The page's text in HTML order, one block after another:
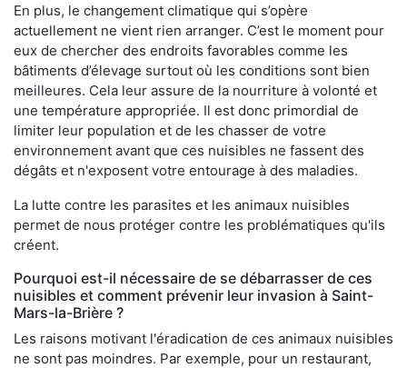
En plus, le changement climatique qui s’opère
actuellement ne vient rien arranger. C’est le moment pour
eux de chercher des endroits favorables comme les
bâtiments d’élevage surtout où les conditions sont bien
meilleures. Cela leur assure de la nourriture à volonté et
une température appropriée. Il est donc primordial de
limiter leur population et de les chasser de votre
environnement avant que ces nuisibles ne fassent des
dégâts et n'exposent votre entourage à des maladies.
La lutte contre les parasites et les animaux nuisibles
permet de nous protéger contre les problématiques qu'ils
créent.
Pourquoi est-il nécessaire de se débarrasser de ces
nuisibles et comment prévenir leur invasion à Saint-
Mars-la-Brière ?
Les raisons motivant l'éradication de ces animaux nuisibles
ne sont pas moindres. Par exemple, pour un restaurant,